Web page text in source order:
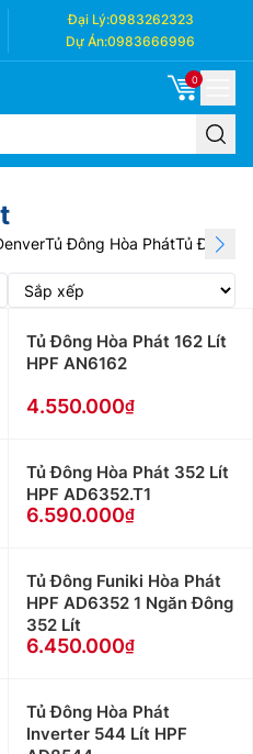
Đại Lý:0983262323
Dự Án:0983666996
0
Tủ Đông Hòa PhátTủ Đông
Tủ Đông Hòa Phát 162 Lít
HPF AN6162
4.550.000
Tủ Đông Hòa Phát 352 Lít
HPF AD6352.T1
6.590.000
Tủ Đông Funiki Hòa Phát
HPF AD6352 1 Ngăn Đông
352 Lít
6.450.000
Tủ Đông Hòa Phát
Inverter 544 Lít HPF